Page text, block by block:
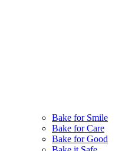
Bake for Smile
Bake for Care
Bake for Good